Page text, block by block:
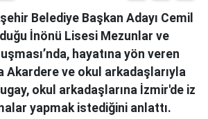
Belediye Başkan Adayı Cemil
İnönü Lisesi Mezunlar ve
hayatına yön veren
Akardere ve okul arkadaşlarıyla
okul arkadaşlarına İzmir'de iz
yapmak istediğini anlattı.